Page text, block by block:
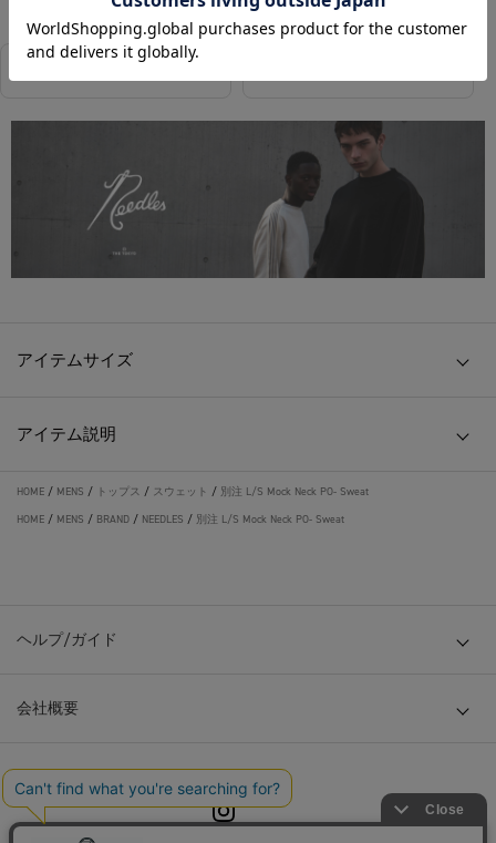
LIGHT GREY
アイテムサイズ
アイテム説明
HOME / MENS / トップス / スウェット / 別注 L/S Mock Neck PO- Sweat
HOME / MENS / BRAND / NEEDLES / 別注 L/S Mock Neck PO- Sweat
ヘルプ/ガイド
会社概要